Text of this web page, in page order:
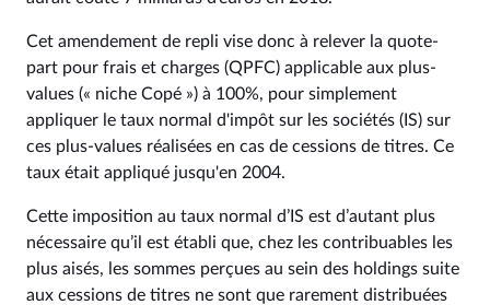
Cet amendement de repli vise donc à relever la quote-
part pour frais et charges (QPFC) applicable aux plus-
values (« niche Copé ») à 100%, pour simplement
appliquer le taux normal d'impôt sur les sociétés (IS) sur
ces plus-values réalisées en cas de cessions de titres. Ce
taux était appliqué jusqu'en 2004.
Cette imposition au taux normal d’IS est d’autant plus
nécessaire qu’il est établi que, chez les contribuables les
plus aisés, les sommes perçues au sein des holdings suite
aux cessions de titres ne sont que rarement distribuées